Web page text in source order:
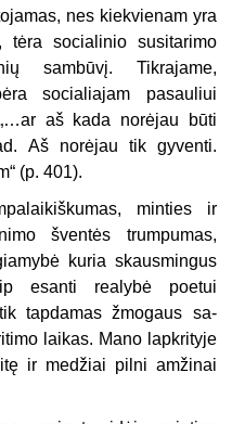
nes kiekvienam yra
socialinio susitari­mo
sambūvį. Tikrajame,
socialiajam pasau­liui
aš kada norėjau būti
Aš norė­jau tik gyventi.
(p. 401).
minties ir
šventės trumpu­mas,
kuria skausmingus
esanti realybė poetui
tapdamas žmogaus sa­
laikas. Mano lapkrityje
ir medžiai pilni amžinai